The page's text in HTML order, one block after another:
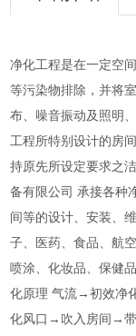
净化工程是在一定空
等污染物排除，并将
布、噪音振动及照明
工程所特别设计的房
持原先所设定要求之
备有限公司 承接各种
间等的设计、安装、
子、医药、食品、航
喷涂、化妆品、保健
化原理 气流→初效
化风口→吹入房间→